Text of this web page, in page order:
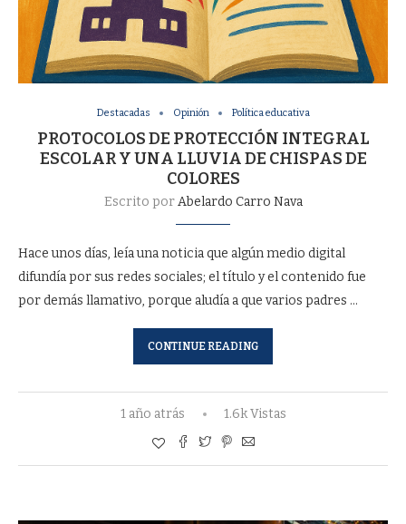
Destacadas Opinión Política educativa
PROTOCOLOS DE PROTECCIÓN INTEGRAL
ESCOLAR Y UNA LLUVIA DE CHISPAS DE
COLORES
Escrito porAbelardo Carro Nava
Hace unos días, leía una noticia que algún medio digital
difundía por sus redes sociales; el título y el contenido fue
por demás llamativo, porque aludía a que varios padres …
CONTINUE READING
1 año atrás 1.6k Vistas